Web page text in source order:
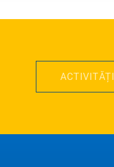
ACTIVITĂȚI